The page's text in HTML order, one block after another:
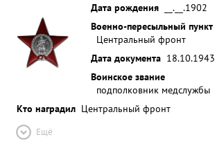
Дата рождения
__.__.1902
Военно-пересыльный пункт
Центральный фронт
Дата документа 18.10.1943
Воинское звание
подполковник медслужбы
Кто наградил Центральный фронт
Ещё